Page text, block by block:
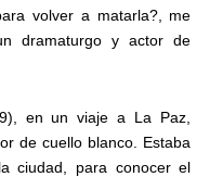
volver a matarla?, me
dramaturgo y actor de
en un viaje a La Paz,
de cuello blanco. Estaba
ciudad, para conocer el